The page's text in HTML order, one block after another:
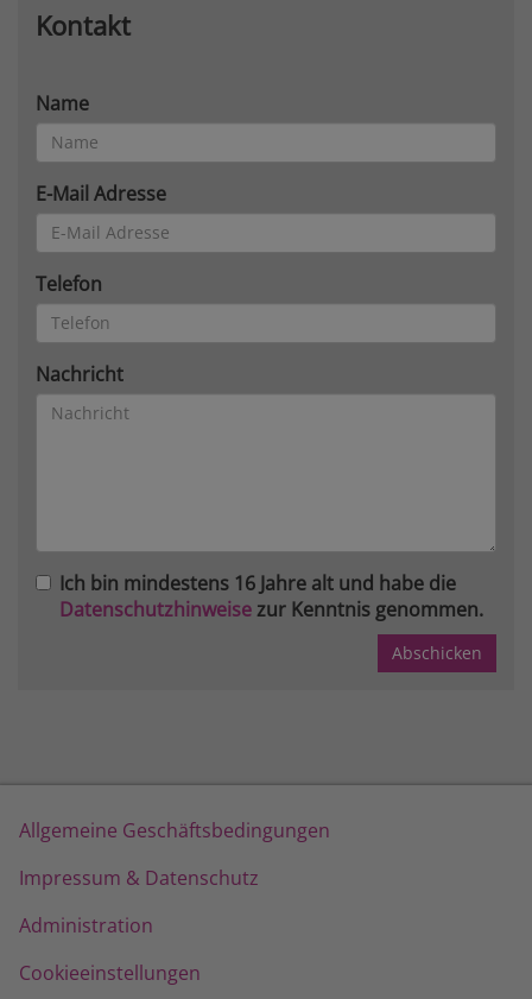
Kontakt
Name
E-Mail Adresse
Telefon
Nachricht
Ich bin mindestens 16 Jahre alt und habe die
Datenschutzhinweisezur Kenntnis genommen.
Allgemeine Geschäftsbedingungen
Impressum & Datenschutz
Administration
Cookieeinstellungen